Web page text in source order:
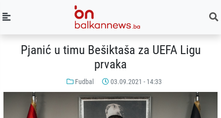
Pjanić u timu Bešiktaša za UEFA Ligu
prvaka
Fudbal 03.09.2021 - 14:33